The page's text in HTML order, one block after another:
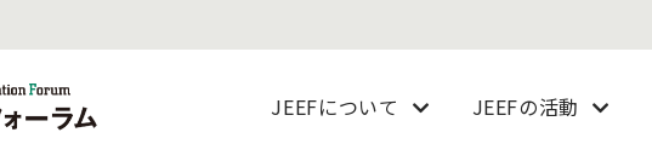
JEEFについて JEEFの活動